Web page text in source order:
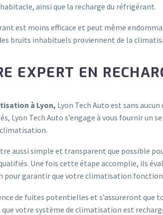
ainsi que la recharge du réfrigérant.
est moins efficace et peut même
des bruits inhabituels proviennent de la
EXPERT EN
à Lyon, Lyon Tech Auto est sans
Lyon Tech Auto s’engage à vous fournir un
aussi simple et transparent que possible
Une fois cette étape accomplie, ils
garantir que votre climatisation
de fuites potentielles et s’assureront
votre système de climatisation est